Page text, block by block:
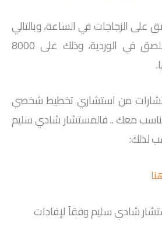
1000 ملصق على الزجاجات في الساعة، وبالتالي
يمكن وضع 8000 ملصق في الوردية، وذلك على 8000
من استشاري تخطيط شخصي
معك .. فالمستشار شادي سليم
لذلك:
شادي سليم وفقاً لإفادات